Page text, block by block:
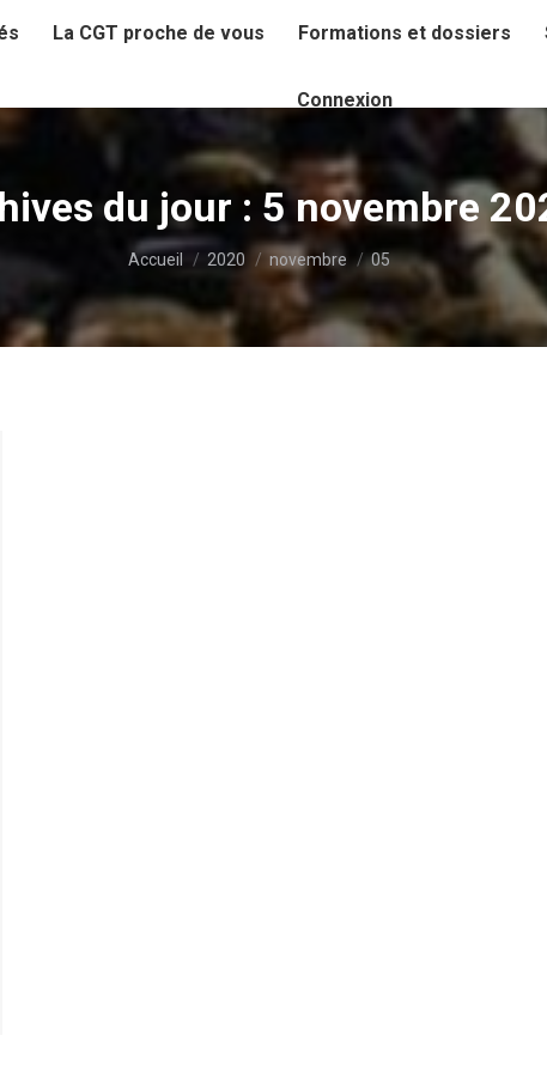
La CGT proche de vous Formations et dossiers
Connexion
du jour : 5 novembre
Vous êtes ici :
Accueil 2020 novembre 05